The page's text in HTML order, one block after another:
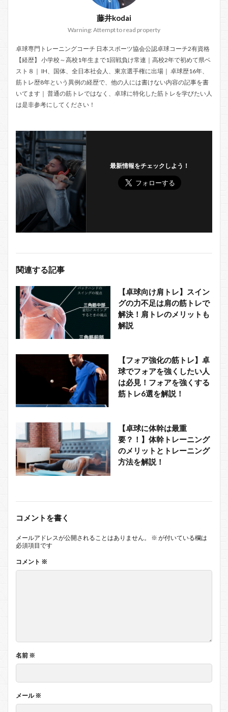
藤井kodai
Warning: Attempt to read property
卓球専門トレーニングコーチ 日本スポーツ協会公認卓球コーチ2有資格
【経歴】 小学校～高校1年生まで1回戦負け常連｜高校2年で初めて県ベ
スト８｜ IH、国体、全日本社会人、東京選手権に出場｜ 卓球歴16年、
筋トレ歴8年という異例の経歴で、他の人には書けない内容の記事を書
いてます｜ 普通の筋トレではなく、卓球に特化した筋トレを学びたい人
は是非参考にしてください！
最新情報をチェックしよう！
関連する記事
【卓球向け肩トレ】スイン
グの力不足は肩の筋トレで
解決！肩トレのメリットも
解説
【フォア強化の筋トレ】卓
球でフォアを強くしたい人
は必見！フォアを強くする
筋トレ6選を解説！
【卓球に体幹は最重
要？！】体幹トレーニング
のメリットとトレーニング
方法を解説！
コメントを書く
メールアドレスが公開されることはありません。 ※ が付いている欄は
必須項目です
コメント ※
名前 ※
メール※